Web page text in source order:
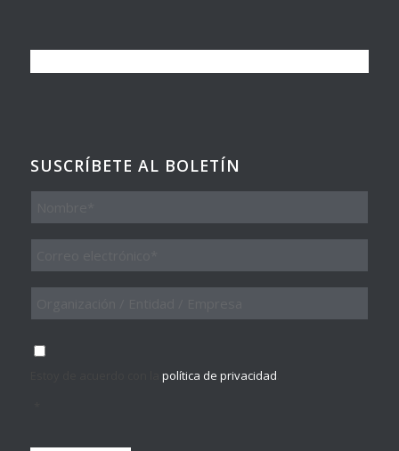
SUSCRÍBETE AL BOLETÍN
Empresa
Consentimiento
política de privacidad